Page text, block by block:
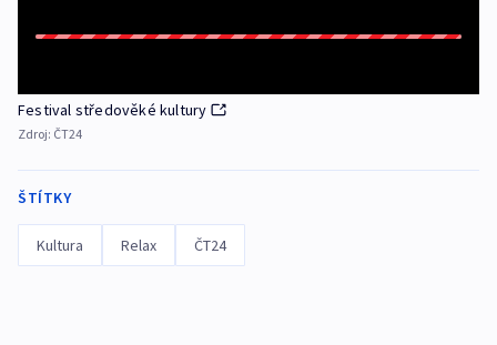
Festival středověké kultury
Zdroj: ČT24
ŠTÍTKY
Kultura Relax ČT24